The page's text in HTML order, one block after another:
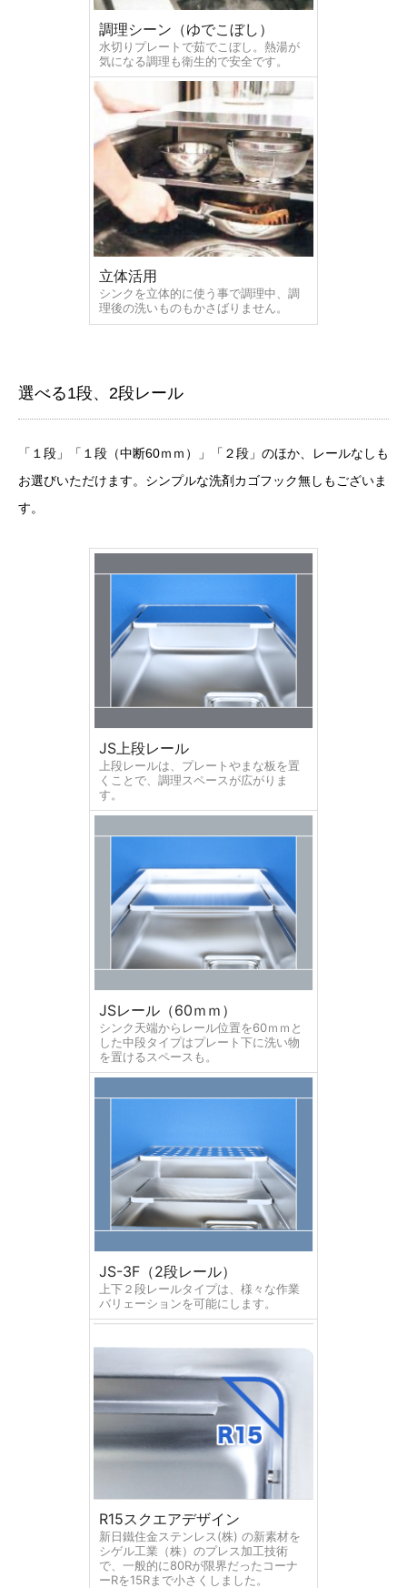
調理シーン（ゆでこぼし）
水切りプレートで茹でこぼし。熱湯が
気になる調理も衛生的で安全です。
立体活用
シンクを立体的に使う事で調理中、調
理後の洗いものもかさばりません。
選べる1段、2段レール
「１段」「１段（中断60ｍｍ）」「２段」のほか、レールなしも
お選びいただけます。シンプルな洗剤カゴフック無しもございま
す。
JS上段レール
上段レールは、プレートやまな板を置
くことで、調理スペースが広がりま
す。
JSレール（60ｍｍ）
シンク天端からレール位置を60ｍｍと
した中段タイプはプレート下に洗い物
を置けるスペースも。
JS-3F（2段レール）
上下２段レールタイプは、様々な作業
バリェーションを可能にします。
R15スクエアデザイン
新日鐵住金ステンレス(株) の新素材を
シゲル工業（株）のプレス加工技術
で、一般的に80Rが限界だったコーナ
ーRを15Rまで小さくしました。